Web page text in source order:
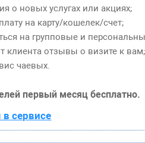
о новых услугах или акциях;
на карту/кошелек/счет;
на групповые и
клиента отзывы о визите к вам;
чаевых.
первый месяц бесплатно.
в сервисе